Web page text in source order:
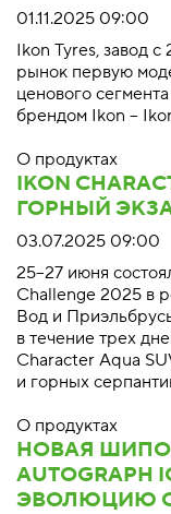
01.11.2025 09:00
Ikon Tyres, завод
рынок первую
ценового
брендом Ikon –
О продуктах
IKON
ГОРНЫЙ
03.07.2025 09:00
25–27 июня
Challenge 2025 в
Вод и
в течение трех
Character Aqua
и горных
О продуктах
НОВАЯ
AUTOGRAPH
ЭВОЛЮЦИЮ